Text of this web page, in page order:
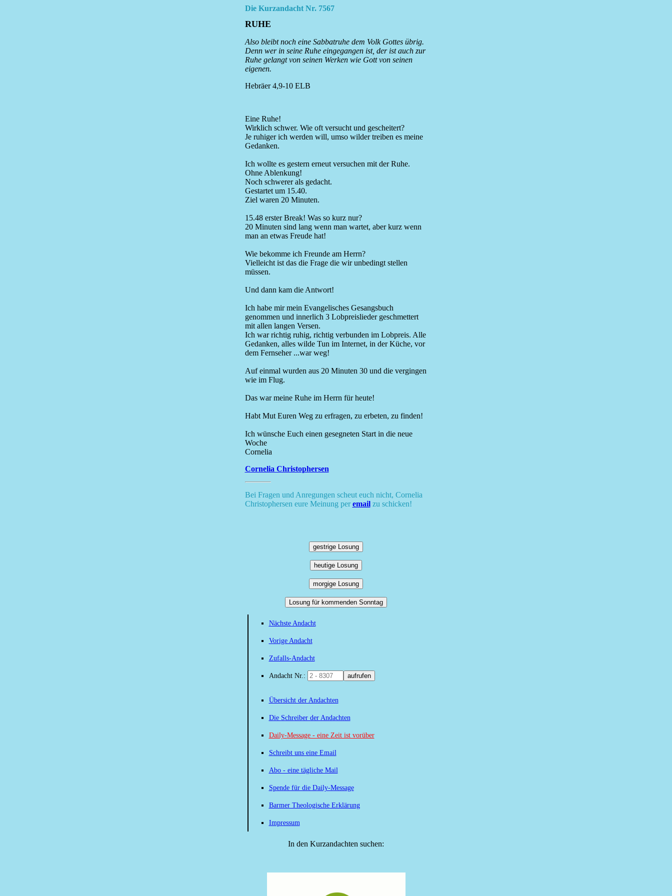
Die Kurzandacht Nr. 7567
RUHE
Also bleibt noch eine Sabbatruhe dem Volk Gottes übrig.
Denn wer in seine Ruhe eingegangen ist, der ist auch zur
Ruhe gelangt von seinen Werken wie Gott von seinen
eigenen.
Hebräer 4,9-10 ELB
Eine Ruhe!
Wirklich schwer. Wie oft versucht und gescheitert?
Je ruhiger ich werden will, umso wilder treiben es meine
Gedanken.
Ich wollte es gestern erneut versuchen mit der Ruhe.
Ohne Ablenkung!
Noch schwerer als gedacht.
Gestartet um 15.40.
Ziel waren 20 Minuten.
15.48 erster Break! Was so kurz nur?
20 Minuten sind lang wenn man wartet, aber kurz wenn
man an etwas Freude hat!
Wie bekomme ich Freunde am Herrn?
Vielleicht ist das die Frage die wir unbedingt stellen
müssen.
Und dann kam die Antwort!
Ich habe mir mein Evangelisches Gesangsbuch
genommen und innerlich 3 Lobpreislieder geschmettert
mit allen langen Versen.
Ich war richtig ruhig, richtig verbunden im Lobpreis. Alle
Gedanken, alles wilde Tun im Internet, in der Küche, vor
dem Fernseher ...war weg!
Auf einmal wurden aus 20 Minuten 30 und die vergingen
wie im Flug.
Das war meine Ruhe im Herrn für heute!
Habt Mut Euren Weg zu erfragen, zu erbeten, zu finden!
Ich wünsche Euch einen gesegneten Start in die neue
Woche
Cornelia
Cornelia Christophersen
Bei Fragen und Anregungen scheut euch nicht, Cornelia
Christophersen eure Meinung peremailzu schicken!
gestrige Losung
heutige Losung
morgige Losung
Losung für kommenden Sonntag
Nächste Andacht
Vorige Andacht
Zufalls-Andacht
Andacht Nr.: aufrufen
Übersicht der Andachten
Die Schreiber der Andachten
Daily-Message - eine Zeit ist vorüber
Schreibt uns eine Email
Abo - eine tägliche Mail
Spende für die Daily-Message
Barmer Theologische Erklärung
Impressum
In den Kurzandachten suchen: